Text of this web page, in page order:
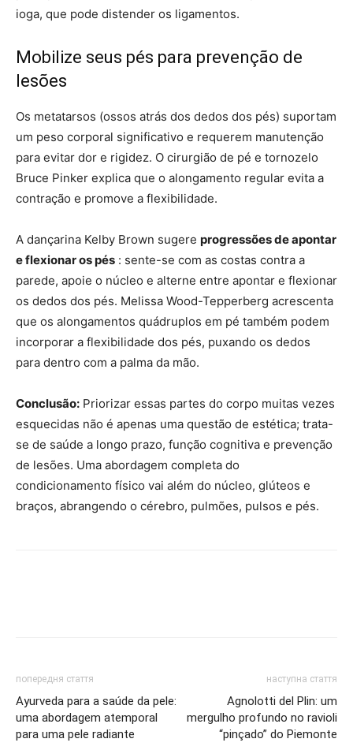
ioga, que pode distender os ligamentos.
Mobilize seus pés para prevenção de
lesões
Os metatarsos (ossos atrás dos dedos dos pés) suportam
um peso corporal significativo e requerem manutenção
para evitar dor e rigidez. O cirurgião de pé e tornozelo
Bruce Pinker explica que o alongamento regular evita a
contração e promove a flexibilidade.
A dançarina Kelby Brown sugere progressões de apontar
e flexionar os pés : sente-se com as costas contra a
parede, apoie o núcleo e alterne entre apontar e flexionar
os dedos dos pés. Melissa Wood-Tepperberg acrescenta
que os alongamentos quádruplos em pé também podem
incorporar a flexibilidade dos pés, puxando os dedos
para dentro com a palma da mão.
Conclusão: Priorizar essas partes do corpo muitas vezes
esquecidas não é apenas uma questão de estética; trata-
se de saúde a longo prazo, função cognitiva e prevenção
de lesões. Uma abordagem completa do
condicionamento físico vai além do núcleo, glúteos e
braços, abrangendo o cérebro, pulmões, pulsos e pés.
попередня стаття
Ayurveda para a saúde da pele:
uma abordagem atemporal
para uma pele radiante
наступна стаття
Agnolotti del Plin: um
mergulho profundo no ravioli
“pinçado” do Piemonte